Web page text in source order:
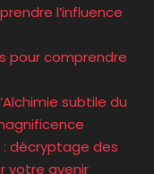
l’influence
pour comprendre
subtile du
décryptage des
votre avenir